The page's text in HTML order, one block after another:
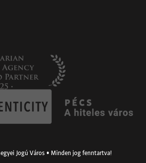
Jogú Város • Minden jog fenntartva!